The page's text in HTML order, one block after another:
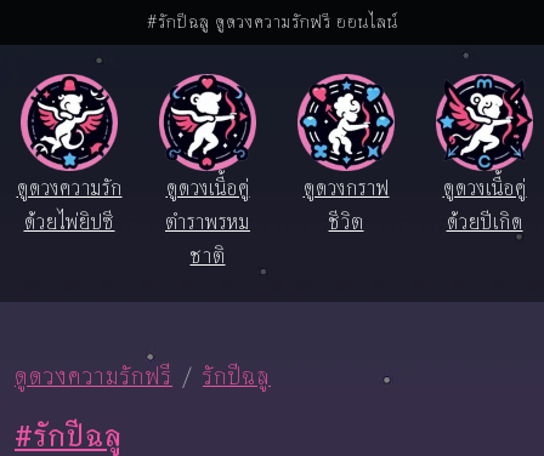
#รักปีฉลู ดูดวงความรักฟรี ออนไลน์
ดูดวงความรัก
ด้วยไพ่ยิปซี
ดูดวงเนื้อคู่
ตำราพรหม
ชาติ
ดูดวงกราฟ
ชีวิต
ดูดวงเนื้อคู่
ด้วยปีเกิด
ดูดวงความรักฟรี รักปีฉลู
#รักปีฉลู